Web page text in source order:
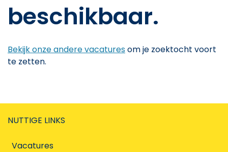
beschikbaar.
Bekijk onze andere vacaturesom je zoektocht voort
te zetten.
NUTTIGE LINKS
Vacatures